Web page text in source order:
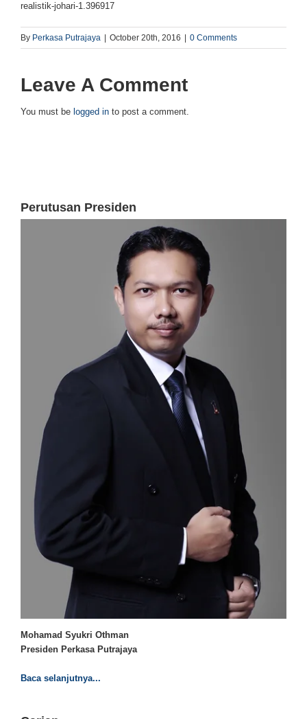
realistik-johari-1.396917
By Perkasa Putrajaya October 20th, 2016 0 Comments
Leave A Comment
You must be logged in to post a comment.
Perutusan Presiden
Mohamad Syukri Othman
Presiden Perkasa Putrajaya
Baca selanjutnya...